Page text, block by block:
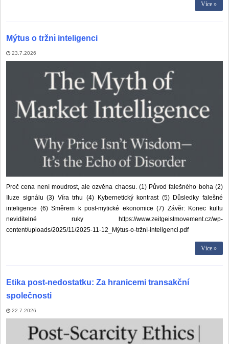
Více »
Mýtus o tržnı́ inteligenci
23.7.2026
Proč cena není moudrost, ale ozvěna chaosu. (1) Původ falešného boha (2)
Iluze signálu (3) Víra trhu (4) Kybernetický kontrast (5) Důsledky falešné
inteligence (6) Směrem k post-mytické ekonomice (7) Závěr: Konec kultu
neviditelné ruky https://www.zeitgeistmovement.cz/wp-
content/uploads/2025/11/2025-11-12_Mýtus-o-tržní-inteligenci.pdf
Více »
Etika post-nedostatku: Za hranicemi transakční
společnosti
22.7.2026